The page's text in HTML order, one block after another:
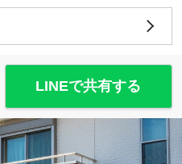
LINEで共有する